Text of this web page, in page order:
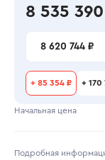
8 535
8 620 744 ₽
+ 85 354 ₽ + 170
Начальная цена
Подробная